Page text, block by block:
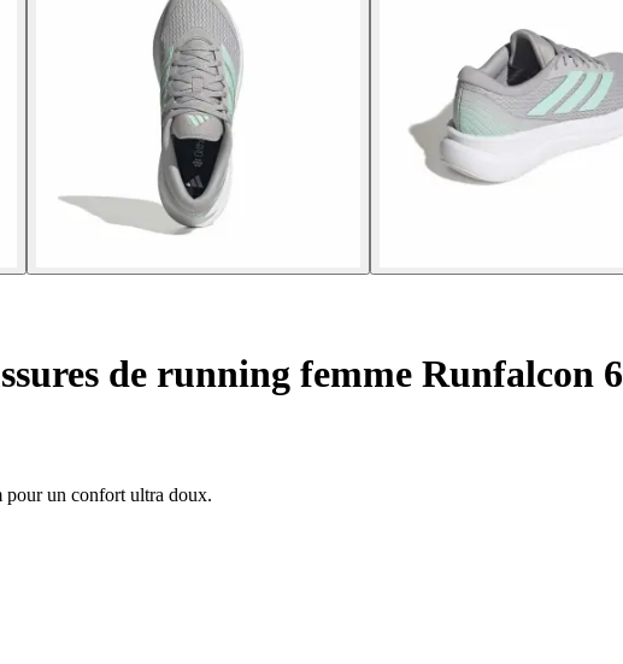
de running femme Runfalcon 6
pour un confort ultra doux.